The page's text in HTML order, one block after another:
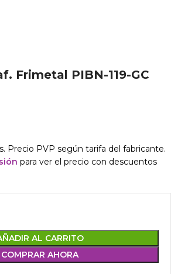
Frimetal PIBN-119-GC
Precio PVP según tarifa del fabricante.
para ver el precio con descuentos
AL CARRITO
COMPRAR AHORA